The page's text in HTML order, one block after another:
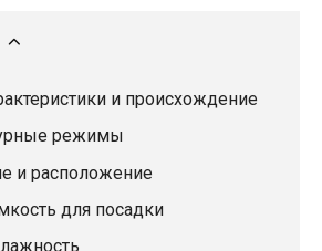
и происхождение
режимы
и расположение
для посадки